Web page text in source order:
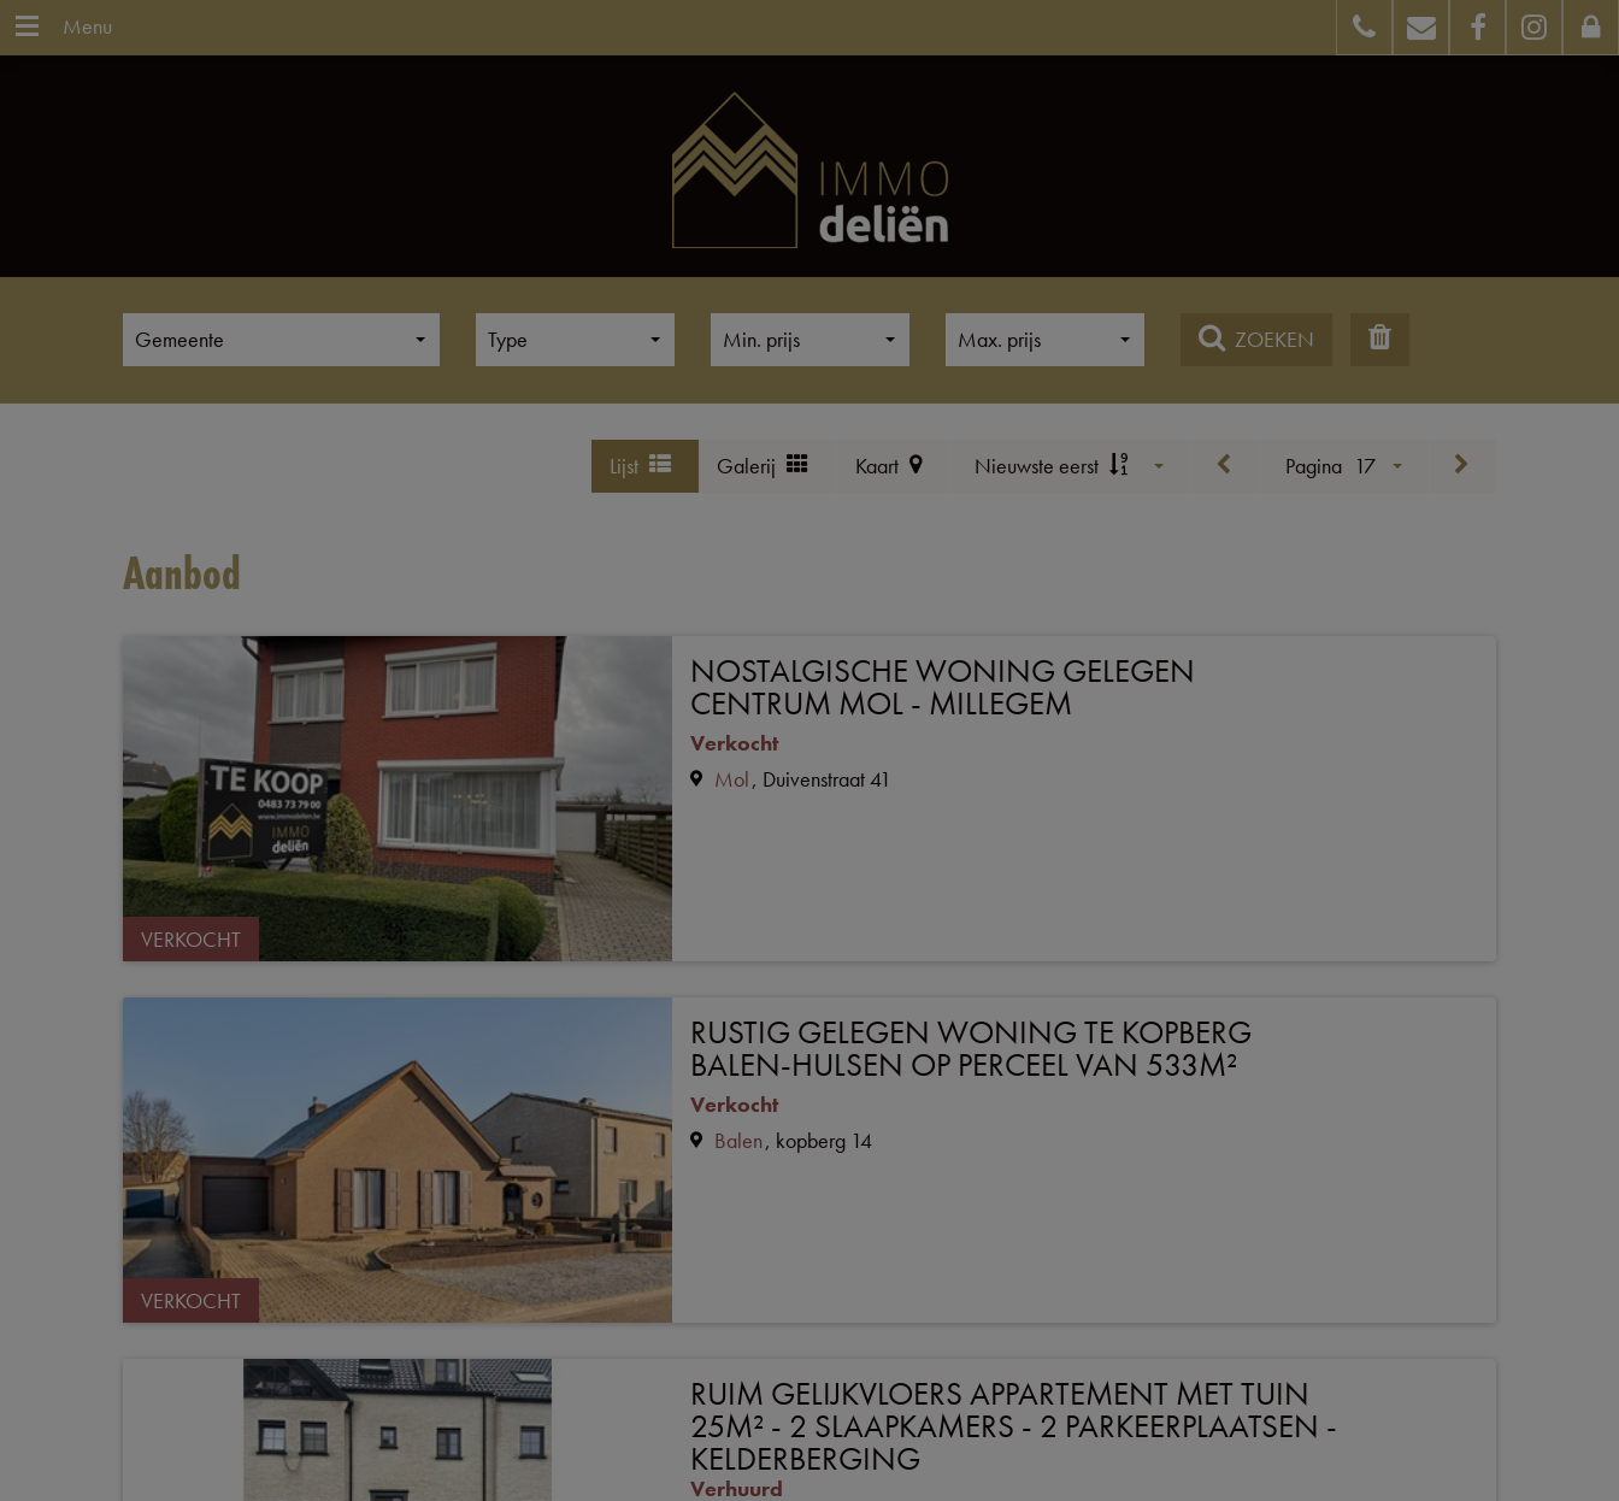
Menu
Gemeente Type Min. prijs Max. prijs ZOEKEN
Galerij
Lijst Kaart Nieuwste eerst Pagina 17
Aanbod
VERKOCHT
NOSTALGISCHE WONING GELEGEN
CENTRUM MOL - MILLEGEM
Verkocht
Mol Duivenstraat 41
VERKOCHT
RUSTIG GELEGEN WONING TE KOPBERG
BALEN-HULSEN OP PERCEEL VAN 533M²
Verkocht
Balen kopberg 14
RUIM GELIJKVLOERS APPARTEMENT MET TUIN
25M² - 2 SLAAPKAMERS - 2 PARKEERPLAATSEN -
KELDERBERGING
Verhuurd